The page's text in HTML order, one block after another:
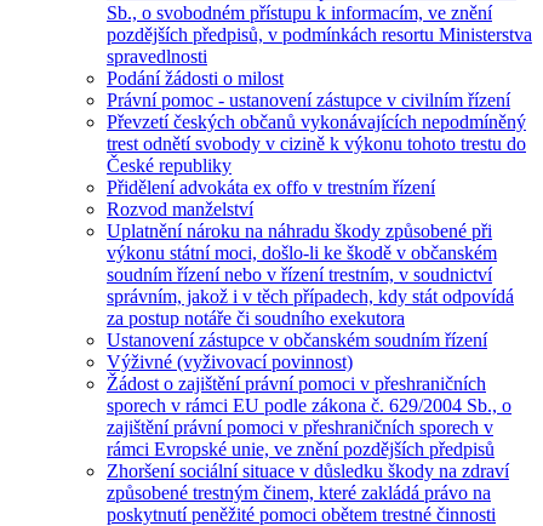
Sb., o svobodném přístupu k informacím, ve znění
pozdějších předpisů, v podmínkách resortu Ministerstva
spravedlnosti
Podání žádosti o milost
Právní pomoc - ustanovení zástupce v civilním řízení
Převzetí českých občanů vykonávajících nepodmíněný
trest odnětí svobody v cizině k výkonu tohoto trestu do
České republiky
Přidělení advokáta ex offo v trestním řízení
Rozvod manželství
Uplatnění nároku na náhradu škody způsobené při
výkonu státní moci, došlo-li ke škodě v občanském
soudním řízení nebo v řízení trestním, v soudnictví
správním, jakož i v těch případech, kdy stát odpovídá
za postup notáře či soudního exekutora
Ustanovení zástupce v občanském soudním řízení
Výživné (vyživovací povinnost)
Žádost o zajištění právní pomoci v přeshraničních
sporech v rámci EU podle zákona č. 629/2004 Sb., o
zajištění právní pomoci v přeshraničních sporech v
rámci Evropské unie, ve znění pozdějších předpisů
Zhoršení sociální situace v důsledku škody na zdraví
způsobené trestným činem, které zakládá právo na
poskytnutí peněžité pomoci obětem trestné činnosti